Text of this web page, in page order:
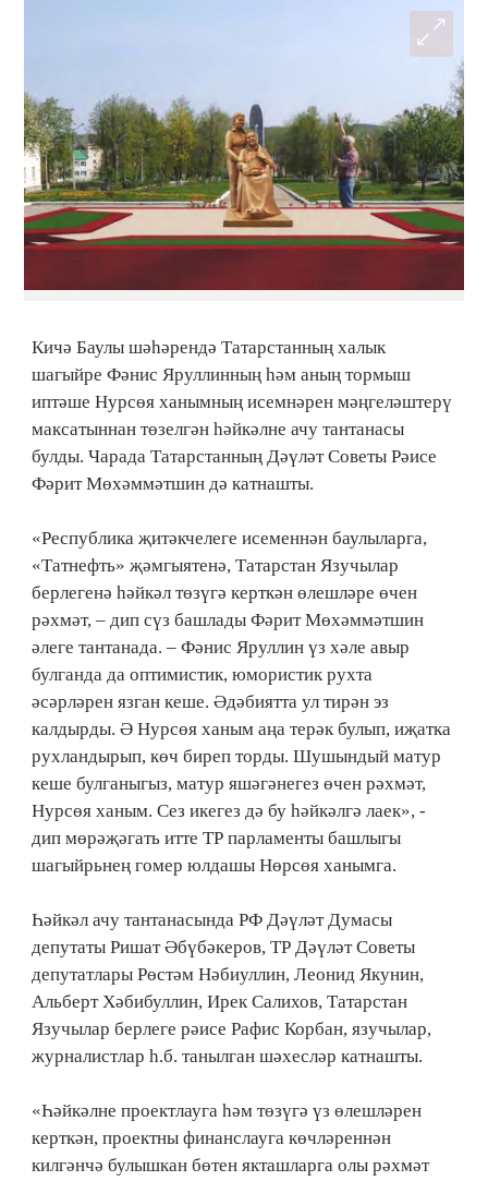
Кичә Баулы шәһәрендә Татарстанның халык
шагыйре Фәнис Яруллинның һәм аның тормыш
иптәше Нурсөя ханымның исемнәрен мәңгеләштерү
максатыннан төзелгән һәйкәлне ачу тантанасы
булды. Чарада Татарстанның Дәүләт Советы Рәисе
Фәрит Мөхәммәтшин дә катнашты.
«Республика җитәкчелеге исеменнән баулыларга,
«Татнефть» җәмгыятенә, Татарстан Язучылар
берлегенә һәйкәл төзүгә керткән өлешләре өчен
рәхмәт, – дип сүз башлады Фәрит Мөхәммәтшин
әлеге тантанада. – Фәнис Яруллин үз хәле авыр
булганда да оптимистик, юмористик рухта
әсәрләрен язган кеше. Әдәбиятта ул тирән эз
калдырды. Ә Нурсөя ханым аңа терәк булып, иҗатка
рухландырып, көч биреп торды. Шушындый матур
кеше булганыгыз, матур яшәгәнегез өчен рәхмәт,
Нурсөя ханым. Сез икегез дә бу һәйкәлгә лаек», -
дип мөрәҗәгать итте ТР парламенты башлыгы
шагыйрьнең гомер юлдашы Нөрсөя ханымга.
Һәйкәл ачу тантанасында РФ Дәүләт Думасы
депутаты Ришат Әбүбәкеров, ТР Дәүләт Советы
депутатлары Рөстәм Нәбиуллин, Леонид Якунин,
Альберт Хәбибуллин, Ирек Салихов, Татарстан
Язучылар берлеге рәисе Рафис Корбан, язучылар,
журналистлар һ.б. танылган шәхесләр катнашты.
«Һәйкәлне проектлауга һәм төзүгә үз өлешләрен
керткән, проектны финанслауга көчләреннән
килгәнчә булышкан бөтен якташларга олы рәхмәт